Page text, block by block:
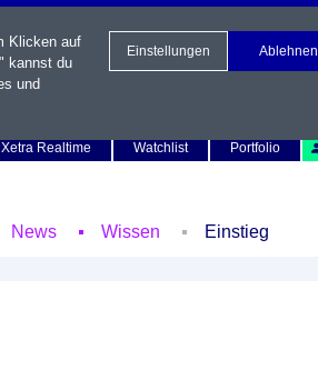
Xetra Realtime
Watchlist Portfolio
News Wissen Einstieg
Klicken auf
kannst du
und
Einstellungen Ablehnen